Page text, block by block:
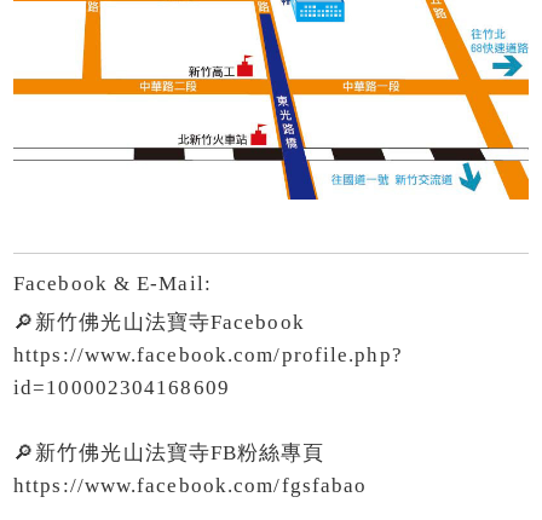
Facebook & E-Mail:
🔎新竹佛光山法寶寺Facebook
https://www.facebook.com/profile.php?
id=100002304168609
🔎新竹佛光山法寶寺FB粉絲專頁
https://www.facebook.com/fgsfabao